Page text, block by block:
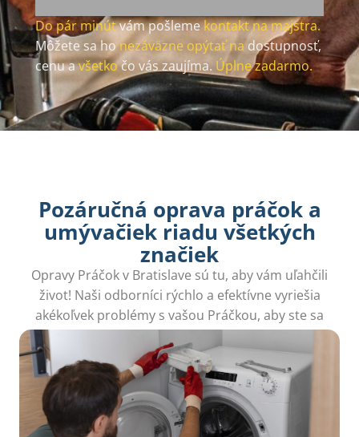
Do pár minútvám pošlemekontakt na majstra.
Môžete sa honezáväzne opýtať nadostupnosť,
cenu avšetkočo vás zaujíma. Úplne zadarmo.
Pozáručná oprava práčok a
umývačiek riadu všetkých
značiek
Opravy Práčok v Bratislave sú tu, aby vám uľahčili
život! Naši odborníci rýchlo a efektívne vyriešia
akékoľvek problémy s vašou Práčkou, aby ste sa
mohli venovať dôležitejším veciam.